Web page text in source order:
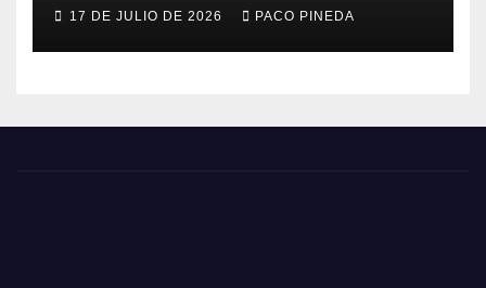
17 DE JULIO DE 2026 PACO PINEDA